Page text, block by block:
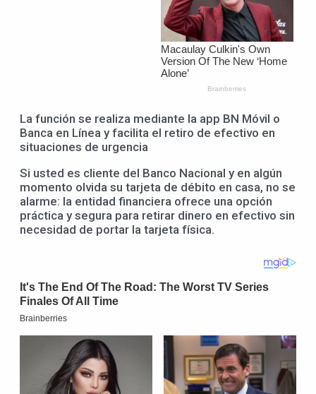
La función se realiza mediante la app BN Móvil o
Banca en Línea y facilita el retiro de efectivo en
situaciones de urgencia
Si usted es cliente del Banco Nacional y en algún
momento olvida su tarjeta de débito en casa, no se
alarme: la entidad financiera ofrece una opción
práctica y segura para retirar dinero en efectivo sin
necesidad de portar la tarjeta física.